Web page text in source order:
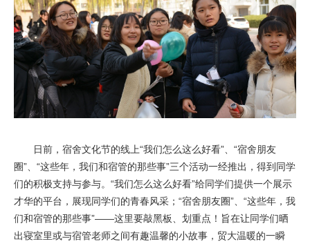
日前，宿舍文化节的线上“我们怎么这么好看”、“宿舍朋友
圈”、“这些年，我们和宿管的那些事”三个活动一经推出，得到同学
们的积极支持与参与。“我们怎么这么好看”给同学们提供一个展示
才华的平台，展现同学们的青春风采；“宿舍朋友圈”、“这些年，我
们和宿管的那些事”——这里要敲黑板、划重点！旨在让同学们晒
出寝室里或与宿管老师之间有趣温馨的小故事，贸大温暖的一瞬